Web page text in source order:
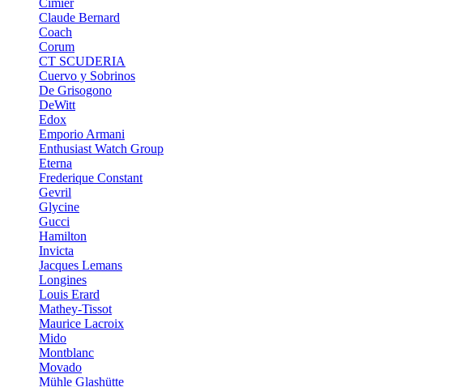
Cimier
Claude Bernard
Coach
Corum
CT SCUDERIA
Cuervo y Sobrinos
De Grisogono
DeWitt
Edox
Emporio Armani
Enthusiast Watch Group
Eterna
Frederique Constant
Gevril
Glycine
Gucci
Hamilton
Invicta
Jacques Lemans
Longines
Louis Erard
Mathey-Tissot
Maurice Lacroix
Mido
Montblanc
Movado
Mühle Glashütte